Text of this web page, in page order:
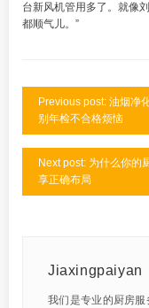
台新风机管用多了。就像
都顺气儿。”
Previous post: 油烟净
别年检不合格烦恼
Next post: 为什么你的
享正确布局
Jiaxingpaiyan
我们是专业的厨房